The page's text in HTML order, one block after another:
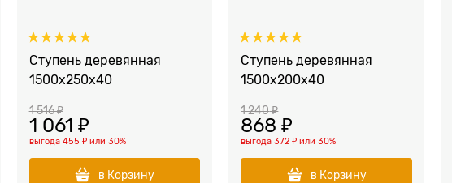
Ступень деревянная
1500x250x40
1 516 ₽
1 061 ₽
выгода 455 ₽или 30%
в Корзину
Ступень деревянная
1500x200x40
1 240 ₽
868 ₽
выгода372 ₽ или30%
в Корзину